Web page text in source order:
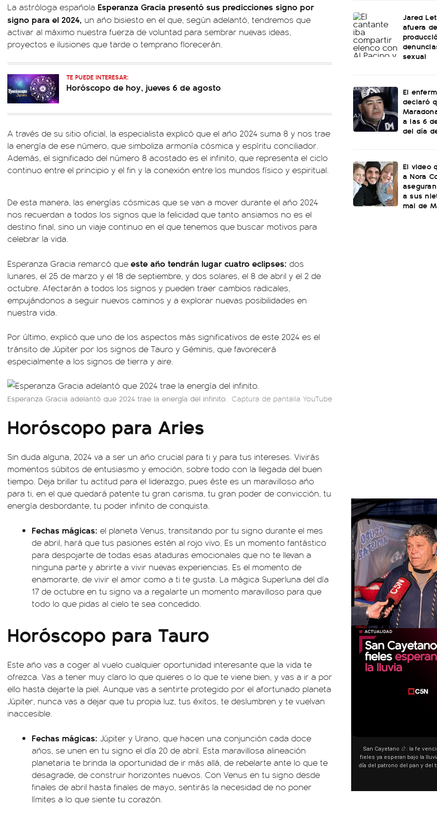
La astróloga española Esperanza Gracia presentó sus predicciones signo por
signo para el 2024, un año bisiesto en el que, según adelantó, tendremos que
activar al máximo nuestra fuerza de voluntad para sembrar nuevas ideas,
proyectos e ilusiones que tarde o temprano florecerán.
TE PUEDE INTERESAR:
Horóscopo de hoy, jueves 6 de agosto
A través de su sitio oficial, la especialista explicó que el año 2024 suma 8 y nos trae
la energía de ese número, que simboliza armonía cósmica y espíritu conciliador.
Además, el significado del número 8 acostado es el infinito, que representa el ciclo
continuo entre el principio y el fin y la conexión entre los mundos físico y espiritual.
De esta manera, las energías cósmicas que se van a mover durante el año 2024
nos recuerdan a todos los signos que la felicidad que tanto ansiamos no es el
destino final, sino un viaje continuo en el que tenemos que buscar motivos para
celebrar la vida.
Esperanza Gracia remarcó que este año tendrán lugar cuatro eclipses: dos
lunares, el 25 de marzo y el 18 de septiembre, y dos solares, el 8 de abril y el 2 de
octubre. Afectarán a todos los signos y pueden traer cambios radicales,
empujándonos a seguir nuevos caminos y a explorar nuevas posibilidades en
nuestra vida.
Por último, explicó que uno de los aspectos más significativos de este 2024 es el
tránsito de Júpiter por los signos de Tauro y Géminis, que favorecerá
especialmente a los signos de tierra y aire.
Esperanza Gracia adelantó que 2024 trae la energía del infinito. Captura de pantalla YouTube
Horóscopo para Aries
Sin duda alguna, 2024 va a ser un año crucial para ti y para tus intereses. Vivirás
momentos súbitos de entusiasmo y emoción, sobre todo con la llegada del buen
tiempo. Deja brillar tu actitud para el liderazgo, pues éste es un maravilloso año
para ti, en el que quedará patente tu gran carisma, tu gran poder de convicción, tu
energía desbordante, tu poder infinito de conquista.
Fechas mágicas: el planeta Venus, transitando por tu signo durante el mes
de abril, hará que tus pasiones estén al rojo vivo. Es un momento fantástico
para despojarte de todas esas ataduras emocionales que no te llevan a
ninguna parte y abrirte a vivir nuevas experiencias. Es el momento de
enamorarte, de vivir el amor como a ti te gusta. La mágica Superluna del día
17 de octubre en tu signo va a regalarte un momento maravilloso para que
todo lo que pidas al cielo te sea concedido.
Horóscopo para Tauro
Este año vas a coger al vuelo cualquier oportunidad interesante que la vida te
ofrezca. Vas a tener muy claro lo que quieres o lo que te viene bien, y vas a ir a por
ello hasta dejarte la piel. Aunque vas a sentirte protegido por el afortunado planeta
Júpiter, nunca vas a dejar que tu propia luz, tus éxitos, te deslumbren y te vuelvan
inaccesible.
Fechas mágicas: Júpiter y Urano, que hacen una conjunción cada doce
años, se unen en tu signo el día 20 de abril. Esta maravillosa alineación
planetaria te brinda la oportunidad de ir más allá, de rebelarte ante lo que te
desagrade, de construir horizontes nuevos. Con Venus en tu signo desde
finales de abril hasta finales de mayo, sentirás la necesidad de no poner
límites a lo que siente tu corazón.
Jared
afuera
sexual
El
declaró
a las 6
del día
El video
a Nora
a sus
mal de
San Cayetano 📿: la fe
fieles ya esperan bajo la
día del patrono del pan y del
y pedir. 🎙️